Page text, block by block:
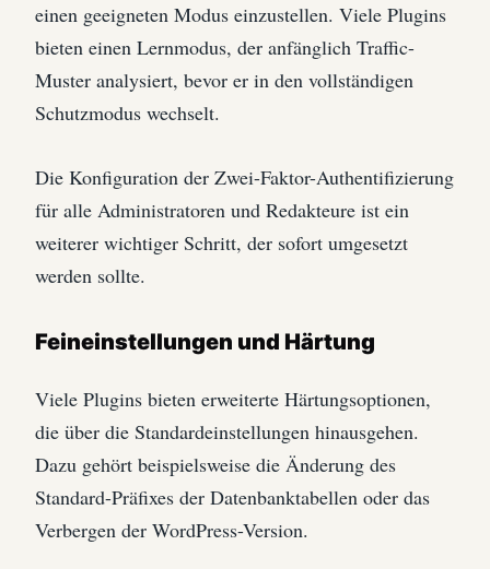
einen geeigneten Modus einzustellen. Viele Plugins
bieten einen Lernmodus, der anfänglich Traffic-
Muster analysiert, bevor er in den vollständigen
Schutzmodus wechselt.
Die Konfiguration der Zwei-Faktor-Authentifizierung
für alle Administratoren und Redakteure ist ein
weiterer wichtiger Schritt, der sofort umgesetzt
werden sollte.
Feineinstellungen und Härtung
Viele Plugins bieten erweiterte Härtungsoptionen,
die über die Standardeinstellungen hinausgehen.
Dazu gehört beispielsweise die Änderung des
Standard-Präfixes der Datenbanktabellen oder das
Verbergen der WordPress-Version.